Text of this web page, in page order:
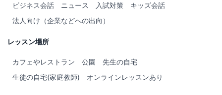
ビジネス会話
ニュース 入試対策
キッズ会話
法人向け（企業などへの出向）
レッスン場所
カフェやレストラン 公園
先生の自宅
生徒の自宅(家庭教師)
オンラインレッスンあり